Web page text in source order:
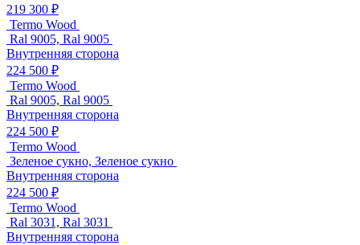
219 300 ₽
Termo Wood
Ral 9005, Ral 9005
Внутренняя сторона
224 500 ₽
Termo Wood
Ral 9005, Ral 9005
Внутренняя сторона
224 500 ₽
Termo Wood
Зеленое сукно, Зеленое сукно
Внутренняя сторона
224 500 ₽
Termo Wood
Ral 3031, Ral 3031
Внутренняя сторона